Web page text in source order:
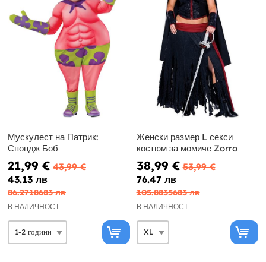
Мускулест на Патрик:
Спондж Боб
21,99 € 43,99 €
43.13 лв
86.2718683 лв
В НАЛИЧНОСТ
Женски размер L секси
костюм за момиче Zorro
38,99 € 53,99 €
76.47 лв
105.8835683 лв
В НАЛИЧНОСТ